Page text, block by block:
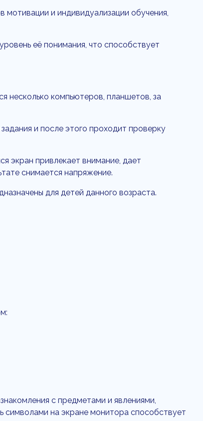
и индивидуализации обучения,
её понимания, что способствует
несколько компьютеров, планшетов, за
и после этого проходит проверку
экран привлекает внимание, дает
снимается напряжение.
для детей данного возраста.
с предметами и явлениями,
символами на экране монитора способствует